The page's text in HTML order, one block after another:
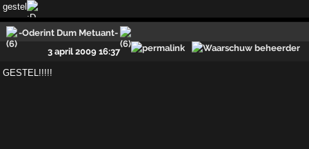
gestel
-Oderint Dum Metuant-
3 april 2009 16:37
GESTEL!!!!!